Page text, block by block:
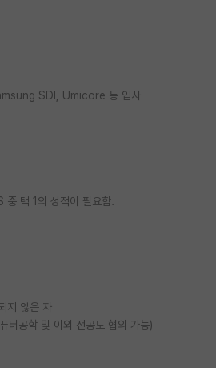
SDI, Umicore 등 입사
택 1의 성적이 필요함.
지 않은 자
터공학 및 이외 전공도 협의 가능)